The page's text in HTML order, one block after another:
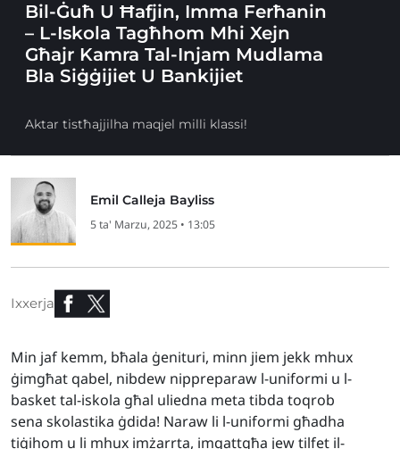
Bil-Ġuħ U Ħafjin, Imma Ferħanin
– L-Iskola Tagħhom Mhi Xejn
Għajr Kamra Tal-Injam Mudlama
Bla Siġġijiet U Bankijiet
Aktar tistħajjilha maqjel milli klassi!
Emil Calleja Bayliss
5 ta' Marzu, 2025 • 13:05
Ixxerja
Min jaf kemm, bħala ġenituri, minn jiem jekk mhux
ġimgħat qabel, nibdew nippreparaw l-uniformi u l-
basket tal-iskola għal uliedna meta tibda toqrob
sena skolastika ġdida! Naraw li l-uniformi għadha
tiġihom u li mhux imżarrta, imqattgħa jew tilfet il-